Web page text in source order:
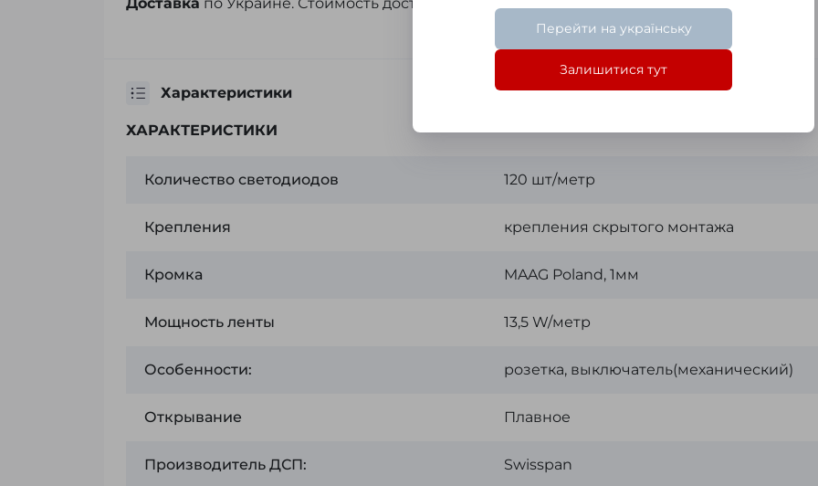
Характеристики
ХАРАКТЕРИСТИКИ
Количество светодиодов 120 шт/метр
Крепления крепления скрытого монтажа
Кромка MAAG Poland, 1мм
Мощность ленты 13,5 W/метр
Особенности: розетка, выключатель(механический)
Открывание Плавное
Производитель ДСП: Swisspan
Перейти на українську
Залишитися тут